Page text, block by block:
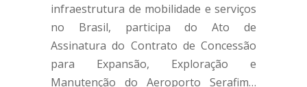
infraestrutura de mobilidade e serviços
no Brasil, participa do Ato de
Assinatura do Contrato de Concessão
para Expansão, Exploração e
Manutenção do Aeroporto Serafim…